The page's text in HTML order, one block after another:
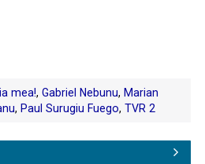
mea!, Gabriel Nebunu, Marian
, Paul Surugiu Fuego, TVR 2